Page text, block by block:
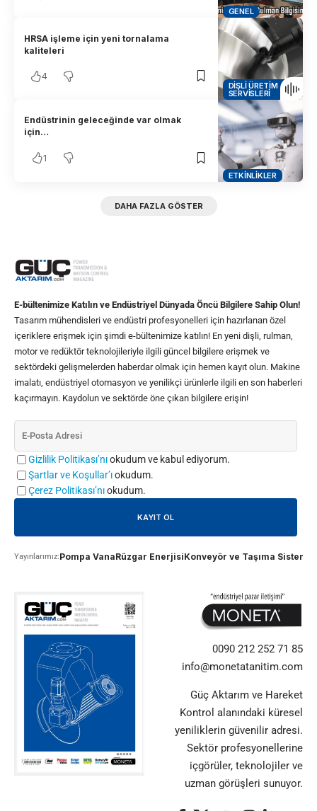
GENEL
DIŞLI ÜRETIM
SERVISLERI
HRSA işleme için yeni tornalama
kaliteleri
4
ETKINLIKLER
Endüstrinin geleceğinde var olmak
için…
1
DAHA FAZLA GÖSTER
E-bültenimize Katılın ve Endüstriyel Dünyada Öncü Bilgilere Sahip Olun!
Tasarım mühendisleri ve endüstri profesyonelleri için hazırlanan özel
içeriklere erişmek için şimdi e-bültenimize katılın! En yeni dişli, rulman,
motor ve redüktör teknolojileriyle ilgili güncel bilgilere erişmek ve
sektördeki gelişmelerden haberdar olmak için hemen kayıt olun. Makine
imalatı, endüstriyel otomasyon ve yenilikçi ürünlerle ilgili en son haberleri
kaçırmayın. Kaydolun ve sektörde öne çıkan bilgilere erişin!
Gizlilik Politikası’nıokudum ve kabul ediyorum.
Şartlar ve Koşullar’ıokudum.
Çerez Politikası’nıokudum.
Yayınlarımız:Pompa VanaRüzgar EnerjisiKonveyör ve Taşıma
0090 212 252 71 85
info@monetatanitim.com
Güç Aktarım ve Hareket
Kontrol alanındaki küresel
yeniliklerin güvenilir adresi.
Sektör profesyonellerine
içgörüler, teknolojiler ve
uzman görüşleri sunuyor.